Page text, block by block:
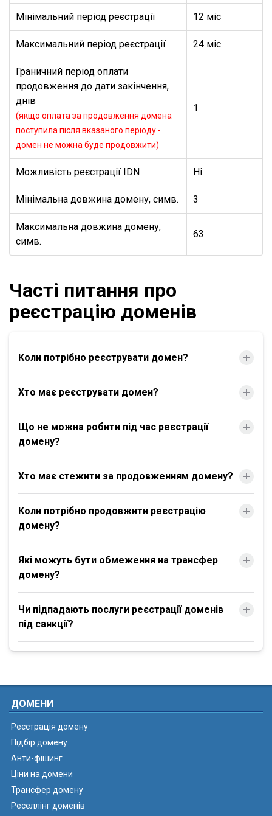
Мінімальний період реєстрації 12 міс
Максимальний період реєстрації 24 міс
Граничний період оплати
продовження до дати закінчення,
днів
(якщо оплата за продовження домена
поступила після вказаного періоду -
домен не можна буде продовжити)
1
Можливість реєстрації IDN Ні
Мінімальна довжина домену, симв. 3
Максимальна довжина домену,
симв.
63
Часті питання про
реєстрацію доменів
Коли потрібно реєструвати домен?
Хто має реєструвати домен?
Що не можна робити під час реєстрації
домену?
Хто має стежити за продовженням домену?
Коли потрібно продовжити реєстрацію
домену?
Які можуть бути обмеження на трансфер
домену?
Чи підпадають послуги реєстрації доменів
під санкції?
ДОМЕНИ
Реєстрація домену
Підбір домену
Анти-фішинг
Ціни на домени
Трансфер домену
Реселлінг доменів